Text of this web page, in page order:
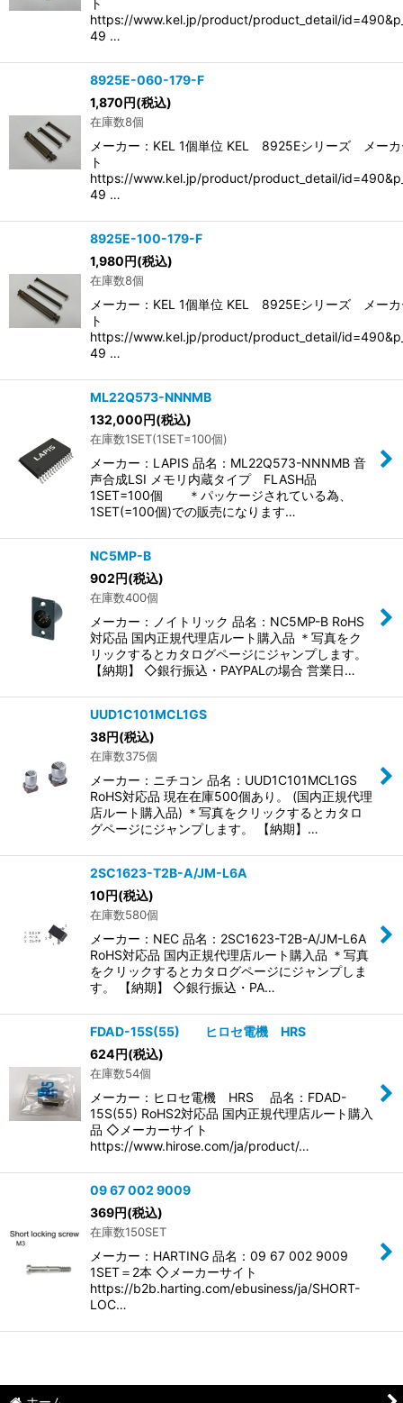
ト
https://www.kel.jp/product/product_detail/
49 …
8925E-060-179-F
1,870円(税込)
在庫数8個
メーカー：KEL 1個単位 KEL 8925Eシリーズ メーカ
ト
https://www.kel.jp/product/product_detail/
49 …
8925E-100-179-F
1,980円(税込)
在庫数8個
メーカー：KEL 1個単位 KEL 8925Eシリーズ メーカ
ト
https://www.kel.jp/product/product_detail/
49 …
ML22Q573-NNNMB
132,000円(税込)
在庫数1SET(1SET=100個)
メーカー：LAPIS 品名：ML22Q573-NNNMB 音
声合成LSI メモリ内蔵タイプ FLASH品
1SET=100個 ＊パッケージされている為、
1SET(=100個)での販売になります…
NC5MP-B
902円(税込)
在庫数400個
メーカー：ノイトリック 品名：NC5MP-B RoHS
対応品 国内正規代理店ルート購入品 ＊写真をク
リックするとカタログページにジャンプします。
【納期】 ◇銀行振込・PAYPALの場合 営業日…
UUD1C101MCL1GS
38円(税込)
在庫数375個
メーカー：ニチコン 品名：UUD1C101MCL1GS
RoHS対応品 現在在庫500個あり。 (国内正規代理
店ルート購入品) ＊写真をクリックするとカタロ
グページにジャンプします。 【納期】…
2SC1623-T2B-A/JM-L6A
10円(税込)
在庫数580個
メーカー：NEC 品名：2SC1623-T2B-A/JM-L6A
RoHS対応品 国内正規代理店ルート購入品 ＊写真
をクリックするとカタログページにジャンプしま
す。 【納期】 ◇銀行振込・PA…
FDAD-15S(55) ヒロセ電機 HRS
624円(税込)
在庫数54個
メーカー：ヒロセ電機 HRS 品名：FDAD-
15S(55) RoHS2対応品 国内正規代理店ルート購入
品 ◇メーカーサイト
https://www.hirose.com/ja/product/…
09 67 002 9009
369円(税込)
在庫数150SET
メーカー：HARTING 品名：09 67 002 9009
1SET＝2本 ◇メーカーサイト
https://b2b.harting.com/ebusiness/ja/SHORT-
LOC…